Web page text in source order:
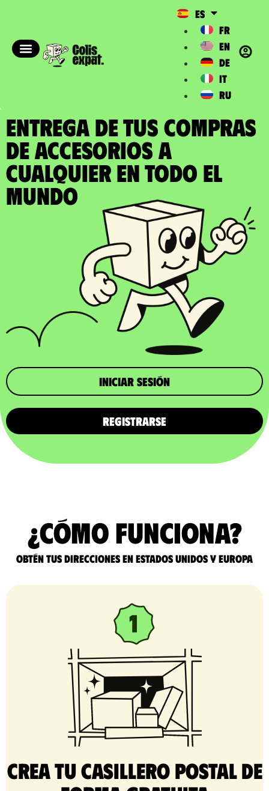
ES
FR
EN
DE
IT
RU
ENTREGA DE TUS COMPRAS
DE ACCESORIOS a
cualquier en todo el
Mundo
iniciar sesión
REGISTRARSE
¿Cómo funciona?
Obtén tus direcciones en Estados Unidos y Europa
Crea tu casillero postal de